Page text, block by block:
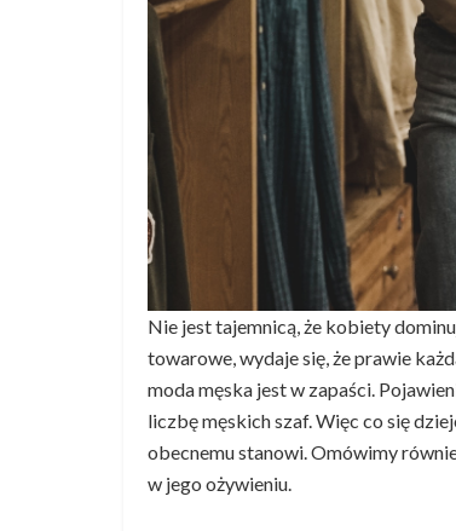
Nie jest tajemnicą, że kobiety
towarowe, wydaje się, że prawie
moda męska jest w zapaści.
liczbę męskich szaf. Więc co się
obecnemu stanowi. Omówimy
w jego ożywieniu.